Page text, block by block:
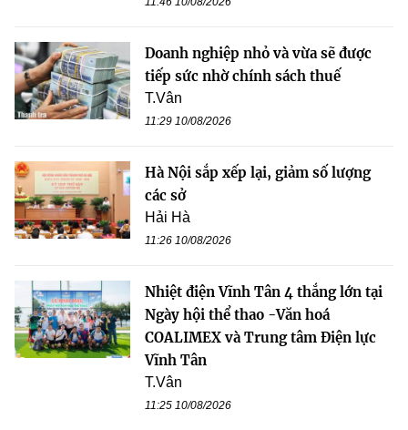
Doanh nghiệp nhỏ và vừa sẽ được
tiếp sức nhờ chính sách thuế
T.Vân
11:29 10/08/2026
Hà Nội sắp xếp lại, giảm số lượng
các sở
Hải Hà
11:26 10/08/2026
Nhiệt điện Vĩnh Tân 4 thắng lớn tại
Ngày hội thể thao -Văn hoá
COALIMEX và Trung tâm Điện lực
Vĩnh Tân
T.Vân
11:25 10/08/2026